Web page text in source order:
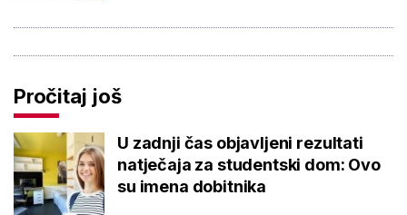
Pročitaj još
U zadnji čas objavljeni rezultati
natječaja za studentski dom: Ovo
su imena dobitnika